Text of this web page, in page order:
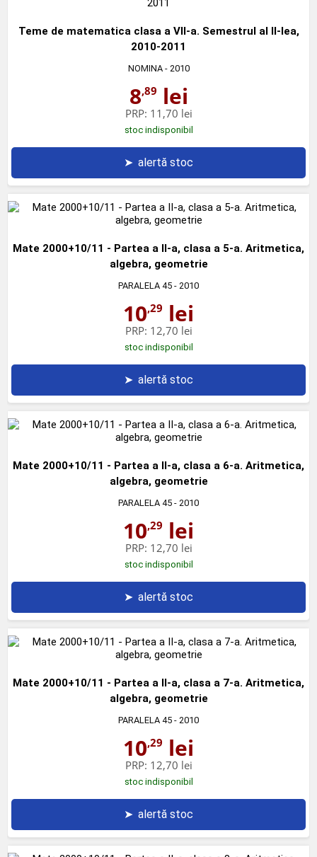
Teme de matematica clasa a VII-a. Semestrul al II-lea,
2010-2011
NOMINA- 2010
8,89 lei
PRP: 11,70 lei
stoc indisponibil
➤ alertă stoc
Mate 2000+10/11 - Partea a II-a, clasa a 5-a. Aritmetica,
algebra, geometrie
PARALELA 45 - 2010
10,29 lei
PRP: 12,70 lei
stoc indisponibil
➤ alertă stoc
Mate 2000+10/11 - Partea a II-a, clasa a 6-a. Aritmetica,
algebra, geometrie
PARALELA 45 - 2010
10,29 lei
PRP: 12,70 lei
stoc indisponibil
➤ alertă stoc
Mate 2000+10/11 - Partea a II-a, clasa a 7-a. Aritmetica,
algebra, geometrie
PARALELA 45 - 2010
10,29 lei
PRP: 12,70 lei
stoc indisponibil
➤ alertă stoc